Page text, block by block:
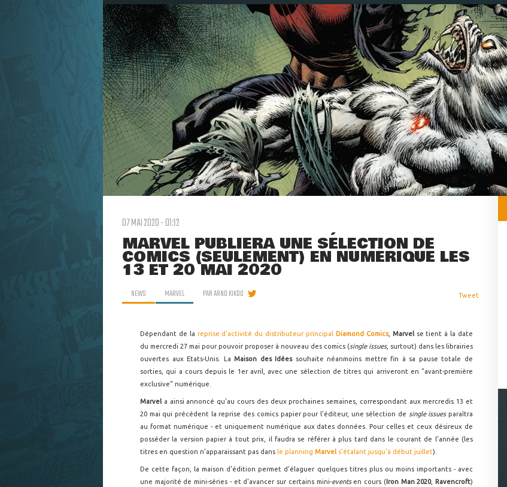
07 MAI 2020 - 01:12
MARVEL PUBLIERA UNE SÉLECTION DE
COMICS (SEULEMENT) EN NUMÉRIQUE LES
13 ET 20 MAI 2020
NEWS MARVEL PARARNO KIKOO Tweet
Dépendant de la reprise d'activité du distributeur principal Diamond Comics, Marvel se tient à la date
du mercredi 27 mai pour pouvoir proposer à nouveau des comics (single issues, surtout) dans les librairies
ouvertes aux Etats-Unis. LaMaison des Idées souhaite néanmoins mettre fin à sa pause totale de
sorties, qui a cours depuis le 1er avril, avec une sélection de titres qui arriveront en "avant-première
exclusive" numérique.
Marvel a ainsi annoncé qu'au cours des deux prochaines semaines, correspondant aux mercredis 13 et
20 mai qui précédent la reprise des comics papier pour l'éditeur, une sélection de single issues paraîtra
au format numérique - et uniquement numérique aux dates données. Pour celles et ceux désireux de
posséder la version papier à tout prix, il faudra se référer à plus tard dans le courant de l'année (les
titres en question n'apparaissant pas dans le planning Marvel s'étalant jusqu'à début juillet).
De cette façon, la maison d'édition permet d'élaguer quelques titres plus ou moins importants - avec
une majorité de mini-séries - et d'avancer sur certains mini-events en cours (Iron Man 2020, Ravencroft)